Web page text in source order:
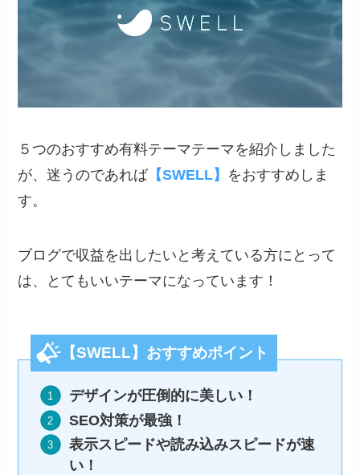
５つのおすすめ有料テーマテーマを紹介しました
が、迷うのであれば【SWELL】 をおすすめしま
す。
ブログで収益を出したいと考えている方にとって
は、とてもいいテーマになっています！
【SWELL】おすすめポイント
デザインが圧倒的に美しい！
SEO対策が最強！
表示スピードや読み込みスピードが速
い！